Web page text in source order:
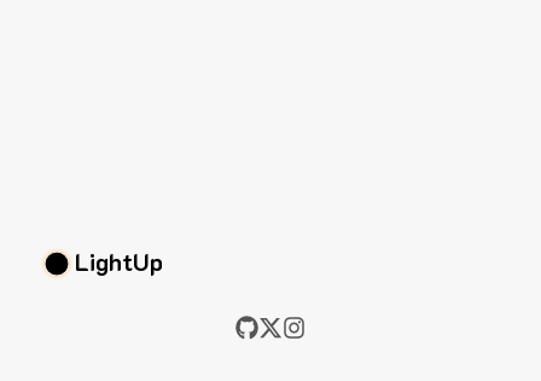
LightUp